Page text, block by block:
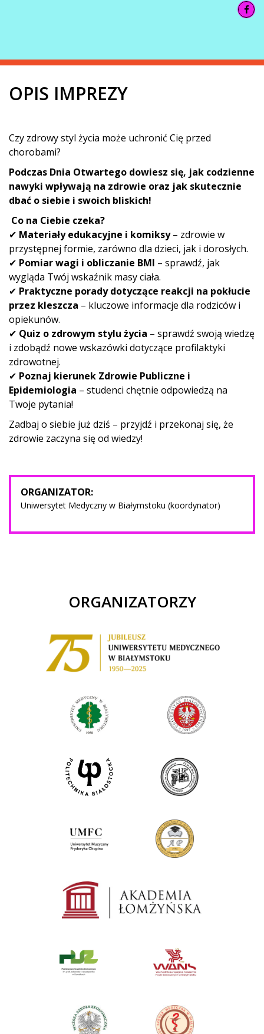
OPIS IMPREZY
Czy zdrowy styl życia może uchronić Cię przed
chorobami?
Podczas Dnia Otwartego dowiesz się, jak codzienne
nawyki wpływają na zdrowie oraz jak skutecznie
dbać o siebie i swoich bliskich!
Co na Ciebie czeka?
✔ Materiały edukacyjne i komiksy– zdrowie w
przystępnej formie, zarówno dla dzieci, jak i dorosłych.
✔ Pomiar wagi i obliczanie BMI – sprawdź, jak
wygląda Twój wskaźnik masy ciała.
✔ Praktyczne porady dotyczące reakcji na pokłucie
przez kleszcza – kluczowe informacje dla rodziców i
opiekunów.
✔ Quiz o zdrowym stylu życia – sprawdź swoją wiedzę
i zdobądź nowe wskazówki dotyczące profilaktyki
zdrowotnej.
✔ Poznaj kierunek Zdrowie Publiczne i
Epidemiologia – studenci chętnie odpowiedzą na
Twoje pytania!
Zadbaj o siebie już dziś – przyjdź i przekonaj się, że
zdrowie zaczyna się od wiedzy!
ORGANIZATOR:
Uniwersytet Medyczny w Białymstoku (koordynator)
ORGANIZATORZY